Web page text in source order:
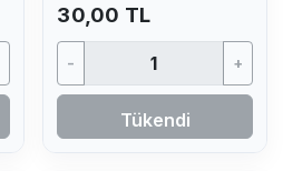
30,00 TL
- +
Tükendi